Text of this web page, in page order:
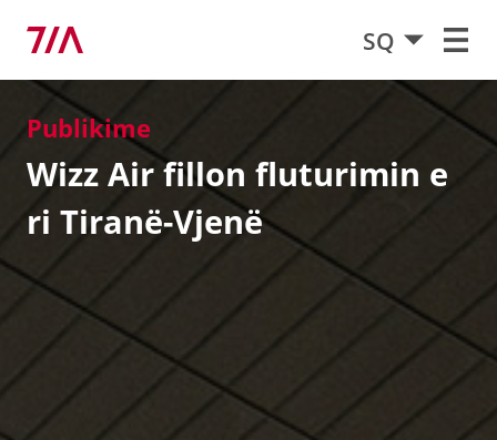
SQ
Publikime
Wizz Air fillon fluturimin e
ri Tiranë-Vjenë